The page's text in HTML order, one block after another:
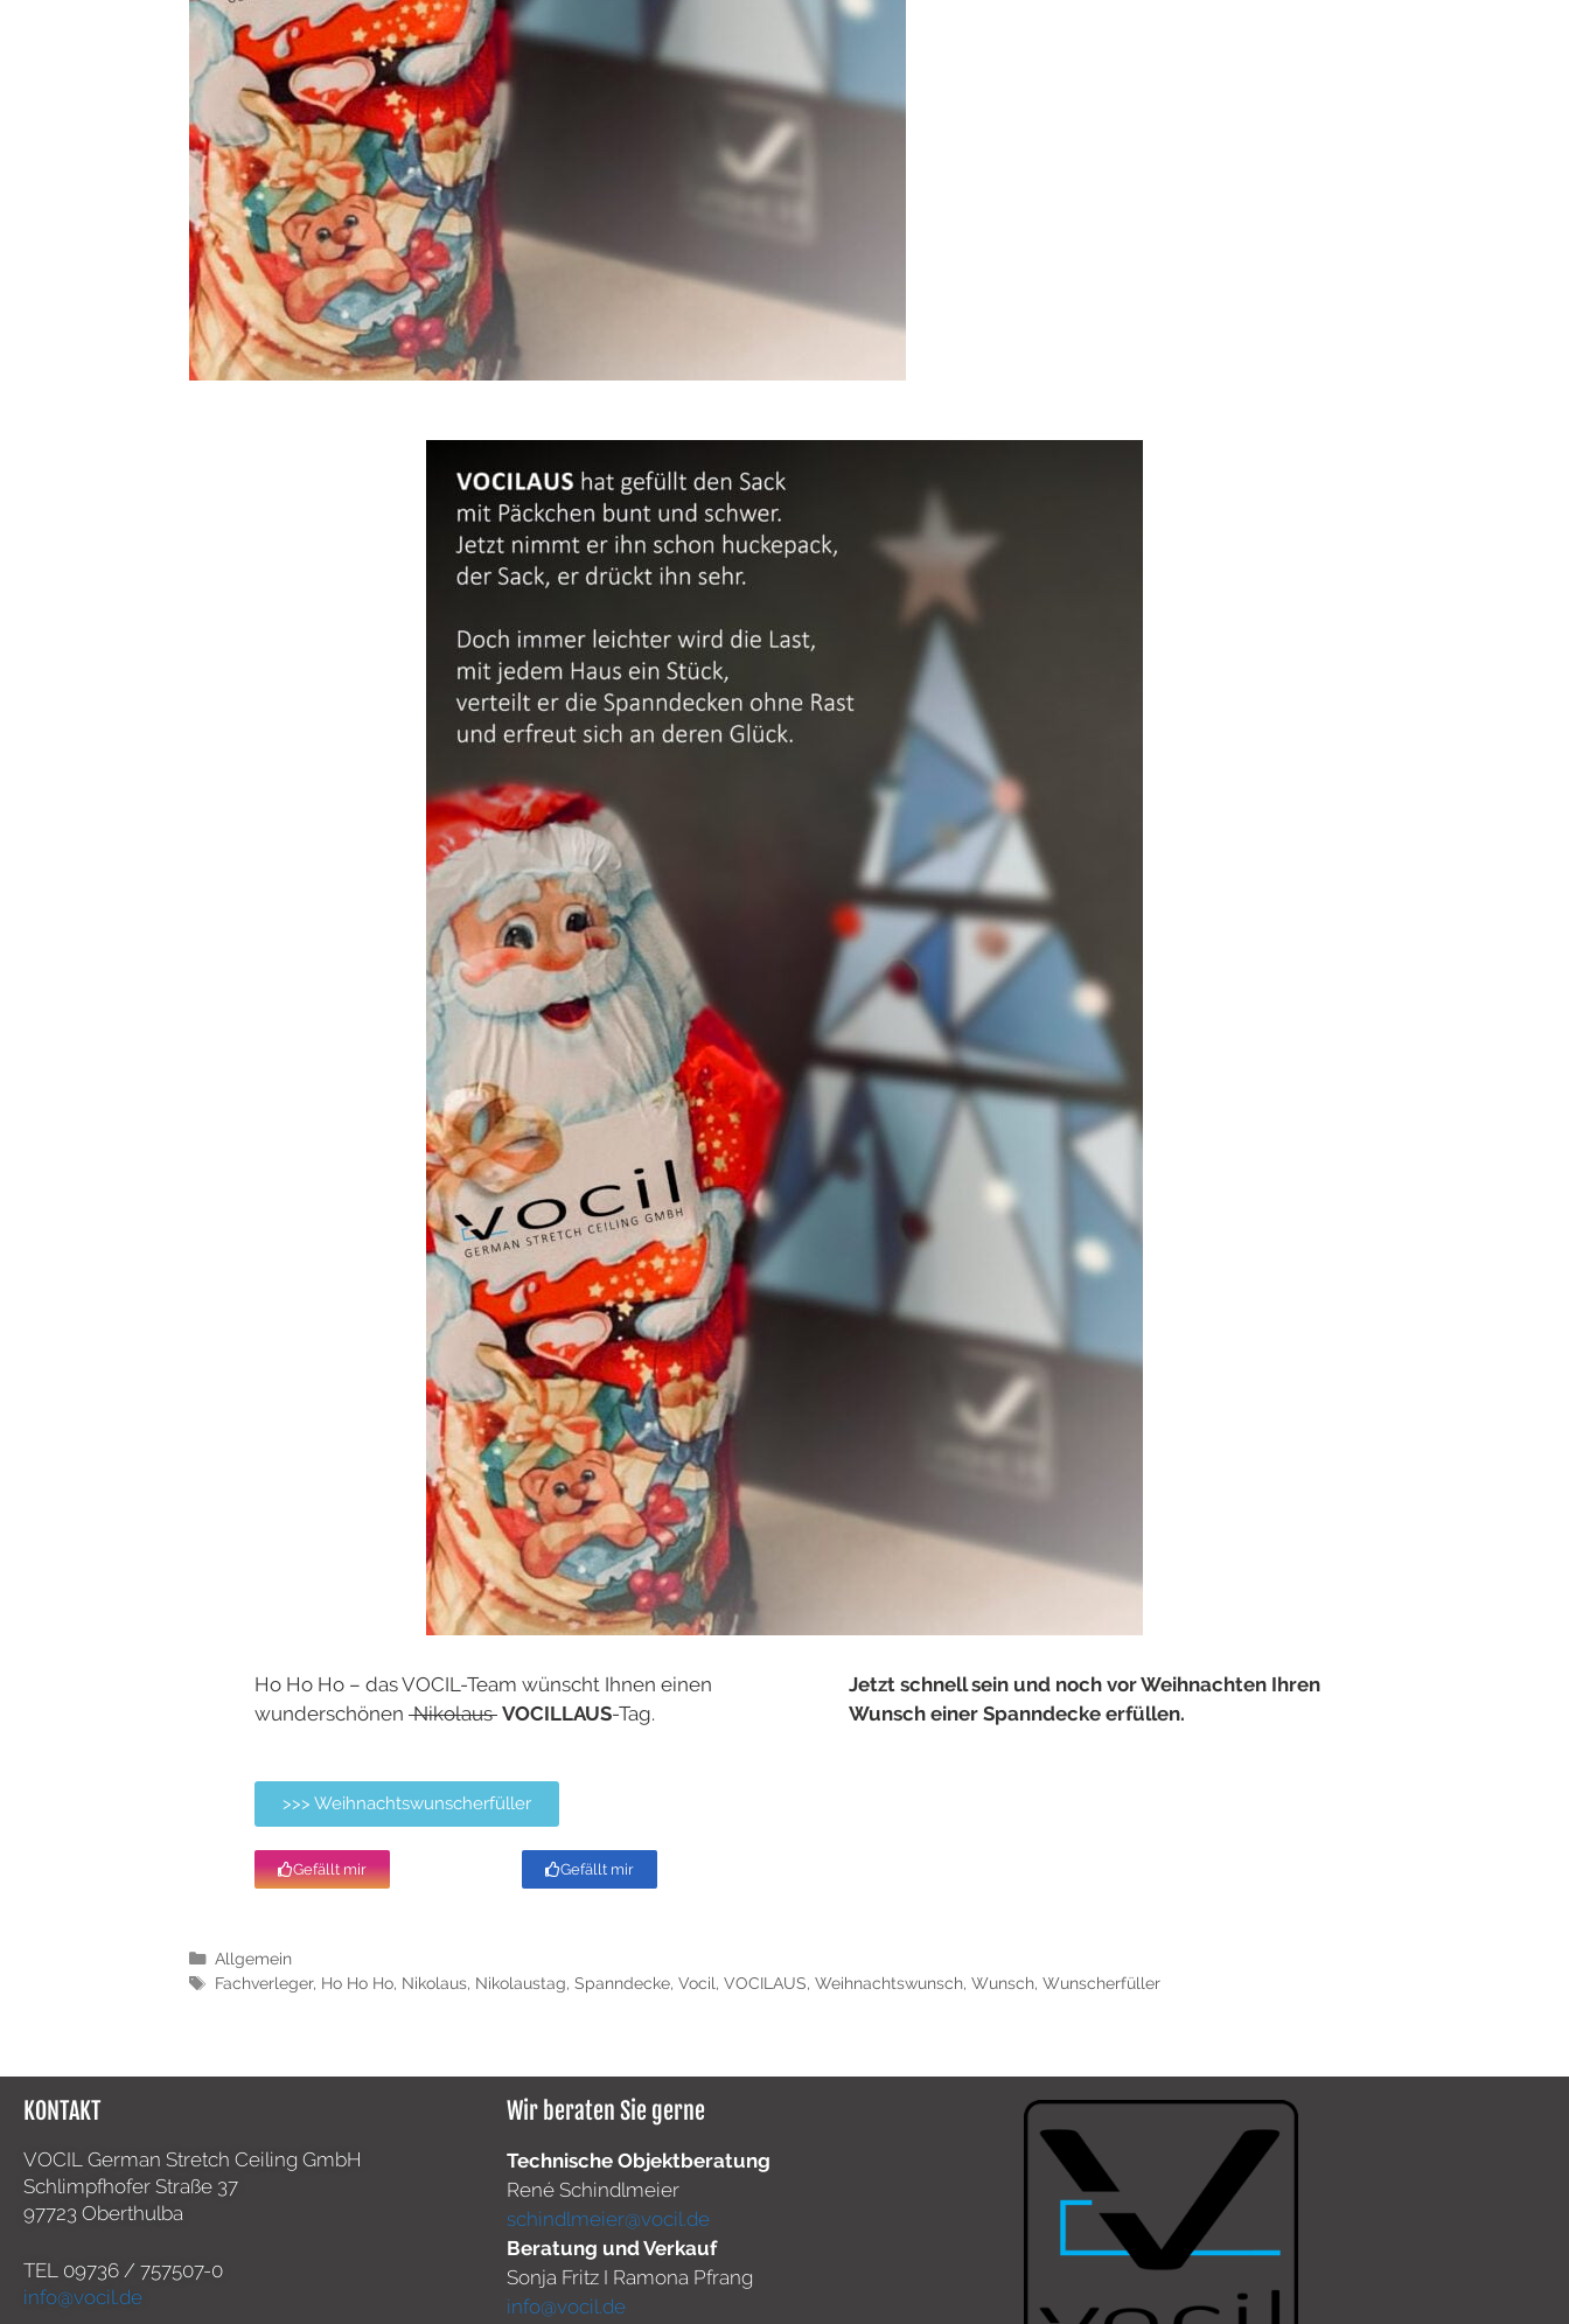
Ho Ho Ho – das VOCIL-Team wünscht Ihnen einen
wunderschönen Nikolaus VOCILLAUS-Tag.
>>> Weihnachtswunscherfüller
Jetzt schnell sein und noch vor Weihnachten Ihren
Wunsch einer Spanndecke erfüllen.
Gefällt mir Gefällt mir
Allgemein
Fachverleger, Ho Ho Ho, Nikolaus, Nikolaustag, Spanndecke, Vocil, VOCILAUS, Weihnachtswunsch, Wunsch, Wunscherfüller
KONTAKT
VOCIL German Stretch Ceiling GmbH
Schlimpfhofer Straße 37
97723 Oberthulba
TEL 09736 / 757507-0
info@vocil.de
Wir beraten Sie gerne
Technische Objektberatung
René Schindlmeier
schindlmeier@vocil.de
Beratung und Verkauf
Sonja Fritz I Ramona Pfrang
info@vocil.de